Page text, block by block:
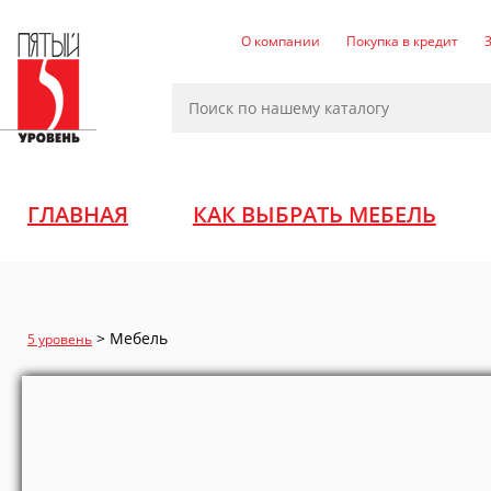
О компании Покупка в кредит
ГЛАВНАЯ КАК ВЫБРАТЬ МЕБЕЛЬ
5 уровень > Мебель